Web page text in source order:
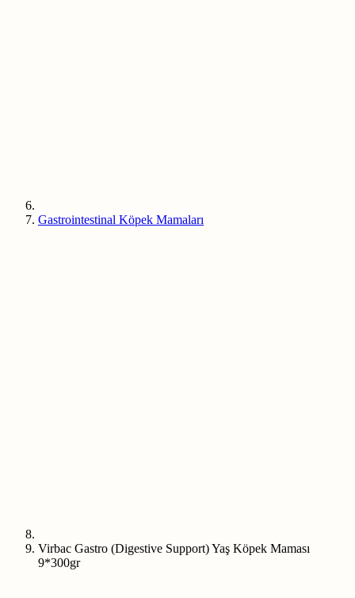
Gastrointestinal Köpek Mamaları
Virbac Gastro (Digestive Support) Yaş Köpek Maması
9*300gr